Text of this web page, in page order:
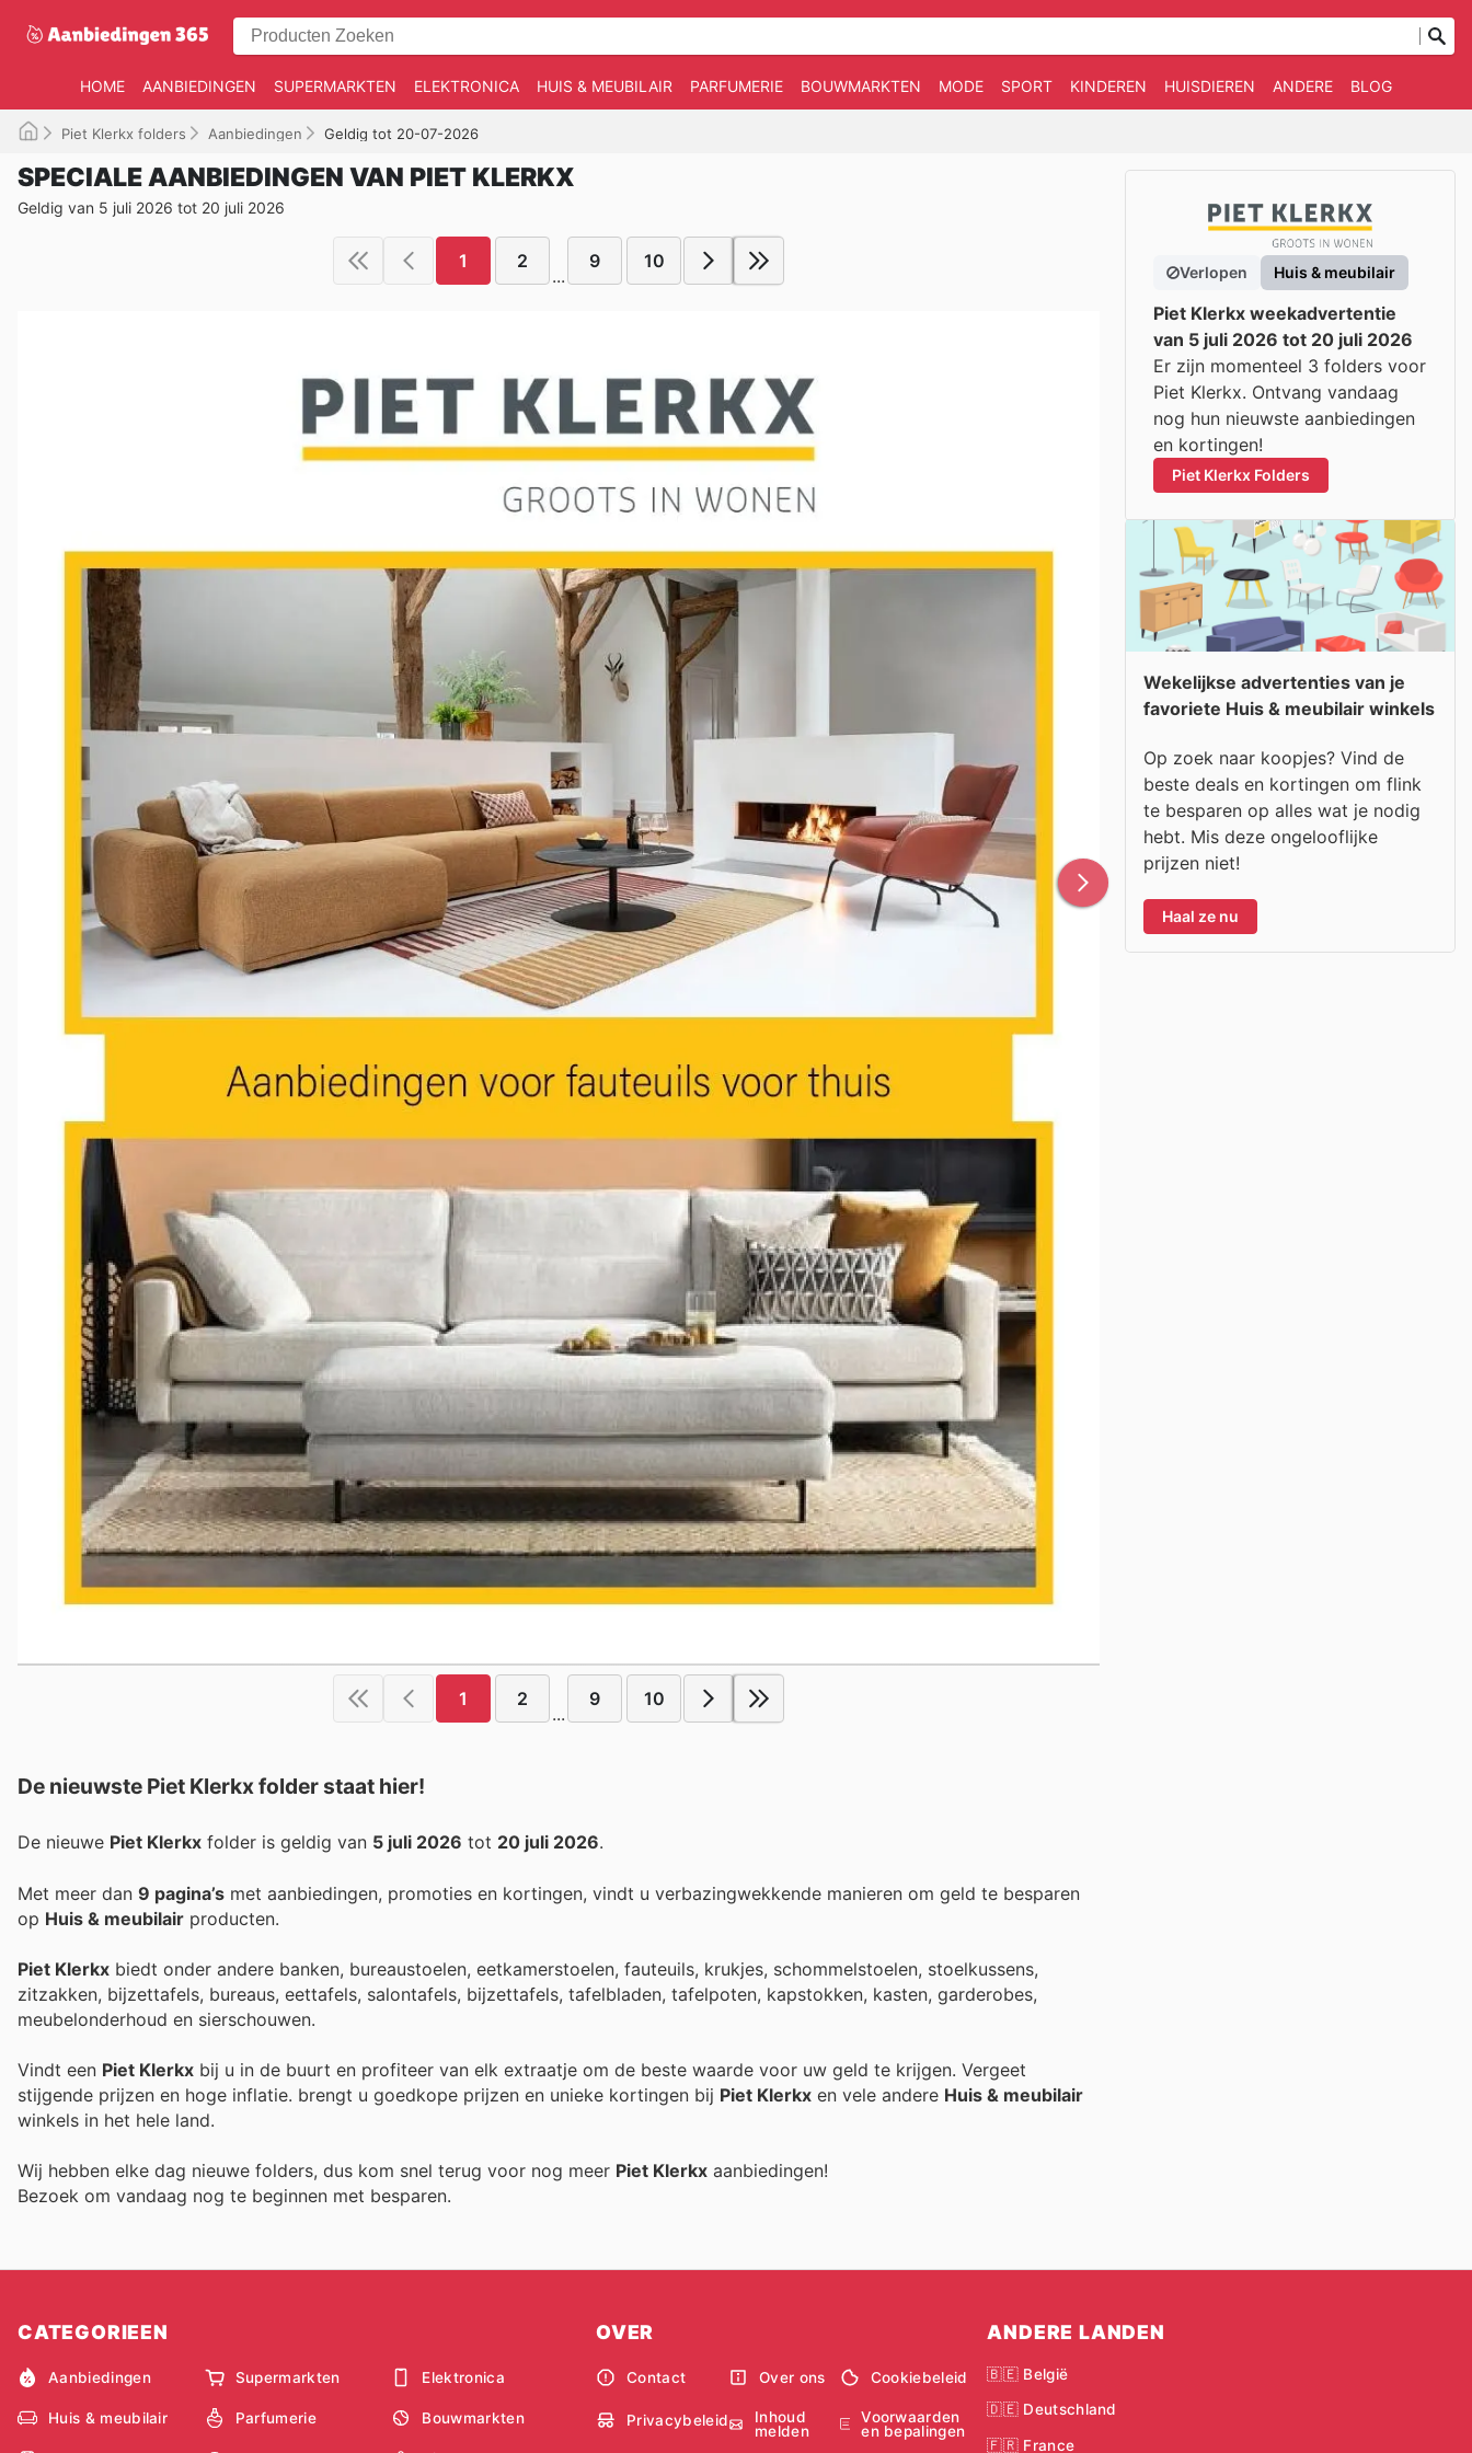
HOME AANBIEDINGEN SUPERMARKTEN ELEKTRONICA HUIS & MEUBILAIR PARFUMERIE BOUWMARKTEN MODE SPORT KINDEREN HUISDIEREN ANDERE BLOG
Piet Klerkx folders Aanbiedingen Geldig tot 20-07-2026
SPECIALE AANBIEDINGEN VAN PIET KLERKX
Geldig van 5 juli 2026 tot 20 juli 2026
1 2
...
9 10
1 2
...
9 10
De nieuwste Piet Klerkx folder staat hier!
De nieuwe Piet Klerkx folder is geldig van 5 juli 2026 tot 20 juli 2026.
Met meer dan 9 pagina’s met aanbiedingen, promoties en kortingen, vindt u verbazingwekkende manieren om geld te besparen
op Huis & meubilair producten.
Piet Klerkx biedt onder andere banken, bureaustoelen, eetkamerstoelen, fauteuils, krukjes, schommelstoelen, stoelkussens,
zitzakken, bijzettafels, bureaus, eettafels, salontafels, bijzettafels, tafelbladen, tafelpoten, kapstokken, kasten, garderobes,
meubelonderhoud en sierschouwen.
Vindt een Piet Klerkx bij u in de buurt en profiteer van elk extraatje om de beste waarde voor uw geld te krijgen. Vergeet
stijgende prijzen en hoge inflatie. brengt u goedkope prijzen en unieke kortingen bij Piet Klerkx en vele andere Huis & meubilair
winkels in het hele land.
Wij hebben elke dag nieuwe folders, dus kom snel terug voor nog meer Piet Klerkx aanbiedingen!
Bezoek om vandaag nog te beginnen met besparen.
Verlopen Huis & meubilair
Piet Klerkx weekadvertentie
van 5 juli 2026 tot 20 juli 2026
Er zijn momenteel 3 folders voor
Piet Klerkx. Ontvang vandaag
nog hun nieuwste aanbiedingen
en kortingen!
Piet Klerkx Folders
Wekelijkse advertenties van je
favoriete Huis & meubilair winkels
Op zoek naar koopjes? Vind de
beste deals en kortingen om flink
te besparen op alles wat je nodig
hebt. Mis deze ongelooflijke
prijzen niet!
Haal ze nu
CATEGORIEEN
Aanbiedingen Supermarkten Elektronica
Huis & meubilair Parfumerie Bouwmarkten
OVER
Contact Over ons Cookiebeleid
Privacybeleid
Inhoud
melden
Voorwaarden
en bepalingen
ANDERE LANDEN
🇧🇪 België
🇩🇪 Deutschland
🇫🇷 France